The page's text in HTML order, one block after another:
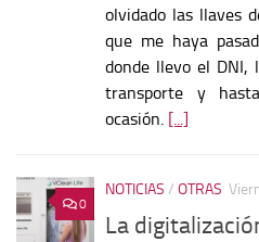
olvidado las llaves
que me haya
donde llevo el DNI,
transporte y
ocasión. [...]
0
NOTICIAS / OTRAS
La